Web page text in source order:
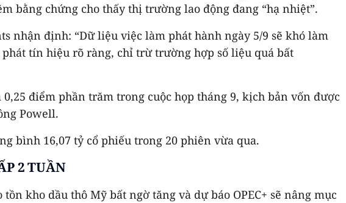
bằng chứng cho thấy thị trường lao động đang “hạ nhiệt”.
nhận định: “Dữ liệu việc làm phát hành ngày 5/9 sẽ khó làm
tín hiệu rõ ràng, chỉ trừ trường hợp số liệu quá bất
điểm phần trăm trong cuộc họp tháng 9, kịch bản vốn được
Powell.
bình 16,07 tỷ cổ phiếu trong 20 phiên vừa qua.
2 TUẦN
kho dầu thô Mỹ bất ngờ tăng và dự báo OPEC+ sẽ nâng mục